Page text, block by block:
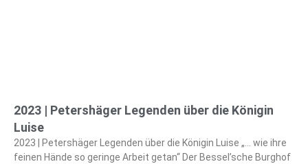
2023 | Petershäger Legenden über die Königin
Luise
2023 | Petershäger Legenden über die Königin Luise „… wie ihre
feinen Hände so geringe Arbeit getan“ Der Bessel’sche Burghof